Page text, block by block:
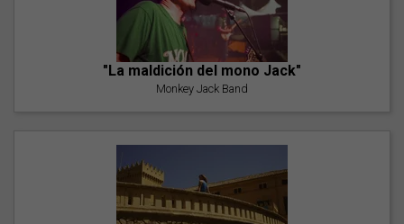
"La maldición del mono Jack"
Monkey Jack Band